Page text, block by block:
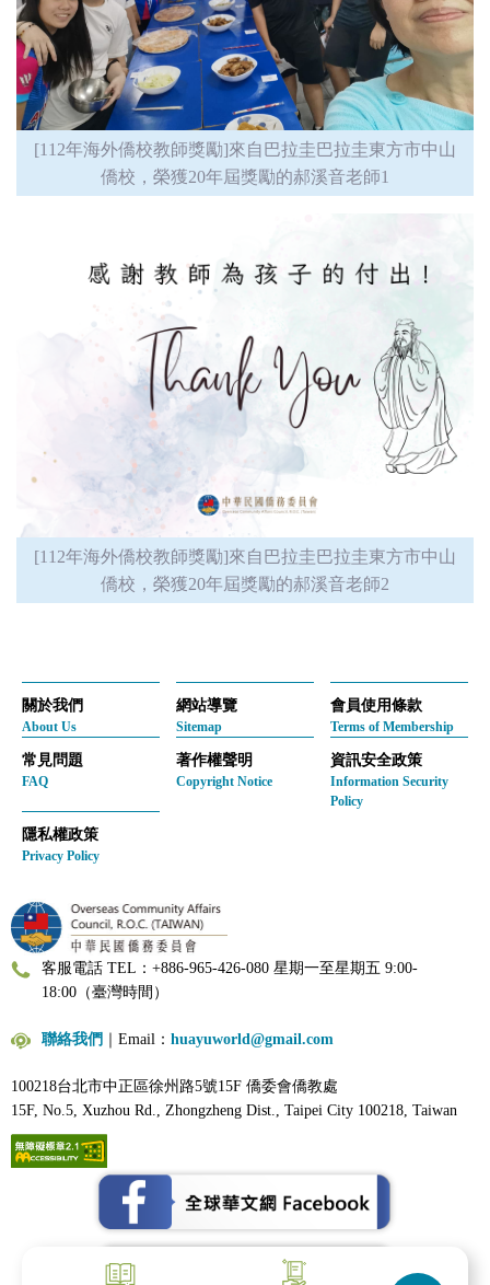
[112年海外僑校教師獎勵]來自巴拉圭巴拉圭東方市中山
僑校，榮獲20年屆獎勵的郝溪音老師1
[112年海外僑校教師獎勵]來自巴拉圭巴拉圭東方市中山
僑校，榮獲20年屆獎勵的郝溪音老師2
關於我們
About Us
網站導覽
Sitemap
會員使用條款
Terms of Membership
常見問題
FAQ
著作權聲明
Copyright Notice
資訊安全政策
Information Security
Policy
隱私權政策
Privacy Policy
客服電話 TEL：+886-965-426-080 星期一至星期五 9:00-
18:00（臺灣時間）
聯絡我們 ｜Email： huayuworld@gmail.com
100218台北市中正區徐州路5號15F 僑委會僑教處
15F, No.5, Xuzhou Rd., Zhongzheng Dist., Taipei City 100218, Taiwan